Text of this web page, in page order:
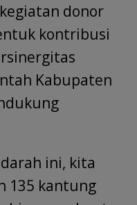
donor
kontribusi
Kabupaten
ini, kita
135 kantung